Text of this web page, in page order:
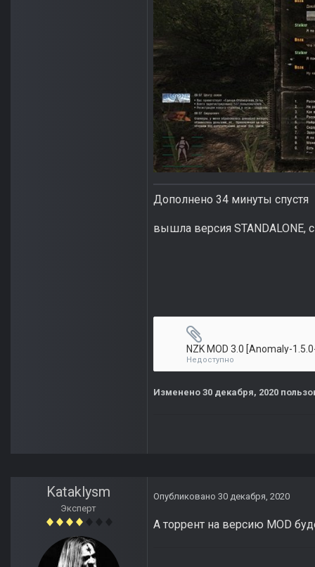
Дополнено 34 минуты спустя
вышла версия
Недоступно
Изменено 30 декабря, 2020
Kataklysm
Эксперт
Опубликовано 30 декабря, 2020
А торрент на версию MOD